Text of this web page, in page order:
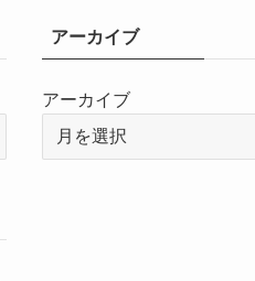
アーカイブ
アーカイブ